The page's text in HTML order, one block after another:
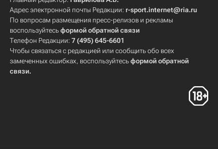
Адрес электронной почты Редакции: r-sport.internet@ria.ru
По вопросам размещения пресс-релизов и рекламы
воспользуйтесьформой обратной связи
Телефон Редакции: 7 (495) 645-6601
Чтобы связаться с редакцией или сообщить обо всех
замеченных ошибках, воспользуйтесьформой обратной
связи.